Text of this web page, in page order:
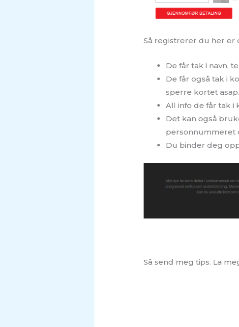
Så registrerer du her er
De får tak i navn,
De får også tak i
sperre kortet asap.
All info de får tak i
Det kan også
personnummeret
Du binder deg
Så send meg tips. La